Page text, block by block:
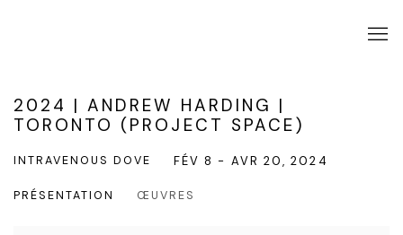
2024 | ANDREW HARDING |
TORONTO (PROJECT SPACE)
INTRAVENOUS DOVE FÉV 8 - AVR 20, 2024
PRÉSENTATION ŒUVRES